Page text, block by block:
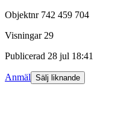
Objektnr 742 459 704
Visningar 29
Publicerad 28 jul 18:41
Anmäl Sälj liknande